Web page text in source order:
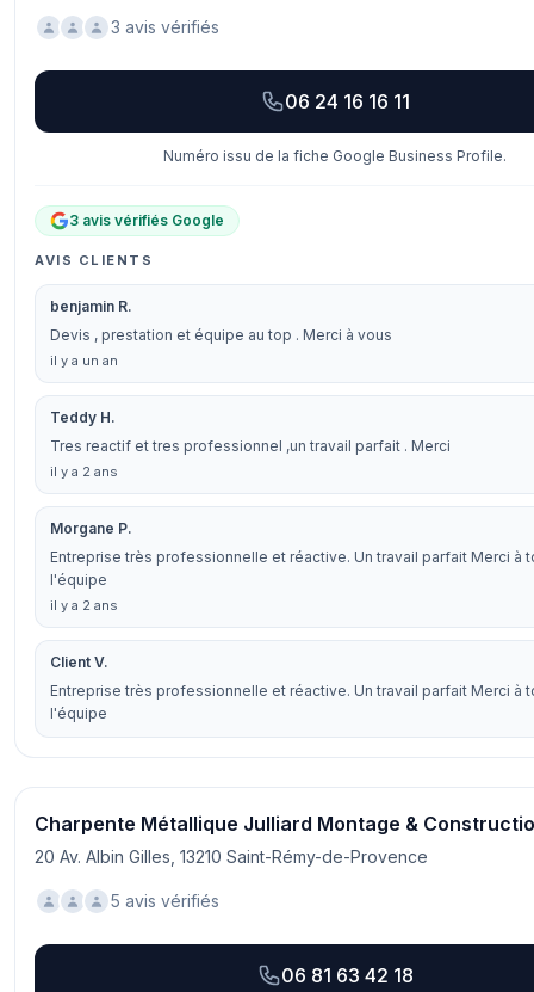
3 avis vérifiés
06 24 16 16 11
Numéro issu de la fiche Google Business Profile.
3 avis vérifiés Google
AVIS CLIENTS
benjamin R.
Devis , prestation et équipe au top . Merci à vous
il y a un an
Teddy H.
Tres reactif et tres professionnel ,un travail parfait . Merci
il y a 2 ans
Morgane P.
Entreprise très professionnelle et réactive. Un travail parfait Merci à
l'équipe
il y a 2 ans
Client V.
Entreprise très professionnelle et réactive. Un travail parfait Merci à
l'équipe
Charpente Métallique Julliard Montage &
20 Av. Albin Gilles, 13210 Saint-Rémy-de-Provence
5 avis vérifiés
06 81 63 42 18